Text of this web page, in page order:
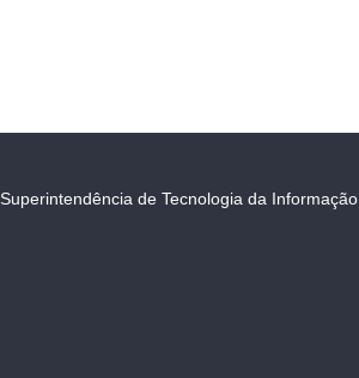
Superintendência de Tecnologia da Informação